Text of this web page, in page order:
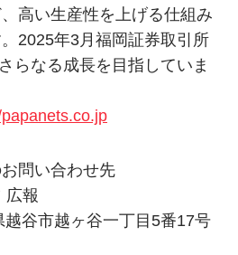
高い生産性を上げる仕組み
2025年3月福岡証券取引所
らなる成長を目指していま
問い合わせ先
広報
谷市越ヶ谷一丁目5番17号